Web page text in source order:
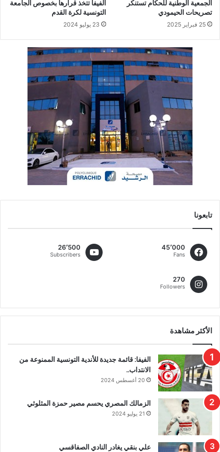
الجمعية الوطنية للحكام تستنكر
تصريحات الحيمودي
25 فبراير 2025
الفيفا تتخذ قرارها بخصوص الجامعة
التونسية لكرة القدم
23 يوليو 2024
تابعونا
45٬000
Fans
26٬500
Subscribers
270
Followers
الأكثر مشاهدة
الفيفا: قائمة جديدة للأندية التونسية الممنوعة من
الانتداب..
20 أغسطس 2024
الزمالك المصري يحسم مصير حمزة المثلوثي
21 يوليو 2024
علي بنقي يغادر النادي الصفاقسي